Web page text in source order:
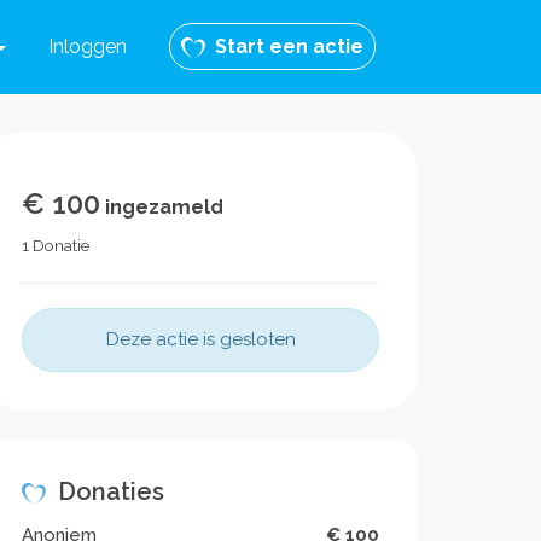
Inloggen Start een actie
€ 100 ingezameld
1 Donatie
Deze actie is gesloten
Donaties
Anoniem € 100